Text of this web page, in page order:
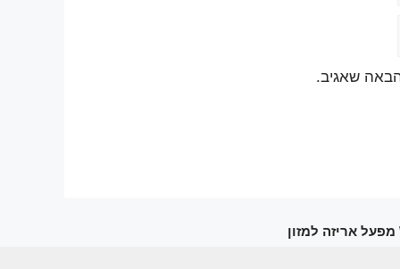
שאגיב.
מפעל אריזה למזון